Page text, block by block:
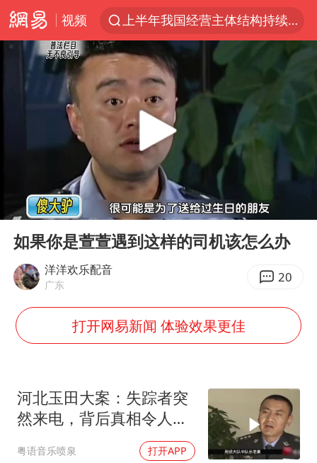
视频
上半年我国经营主体结构持续优化
杭州机场已取消航班388架次
白海豚将给京津冀带来大暴雨
中国籍豪华游艇富商之子在泰国被杀
国足U17与阿森纳决赛取消 并列冠军
《龙餐馆》 冲奖
王艺迪2-4不敌张本美和止步4强
灌溉水坝被隔成鱼塘 村民投诉20余年
顾客将调料瓶扔火锅里泄愤
韩军前线部队连曝丑闻
上海有出现龙卷潜势
Play
00:00 06:41
如果你是萱萱遇到这样的司机该怎么办
洋洋欢乐配音
广东 20
打开网易新闻 体验效果更佳
河北玉田大案：失踪者突
然来电，背后真相令人震
粤语音乐喷泉 打开APP